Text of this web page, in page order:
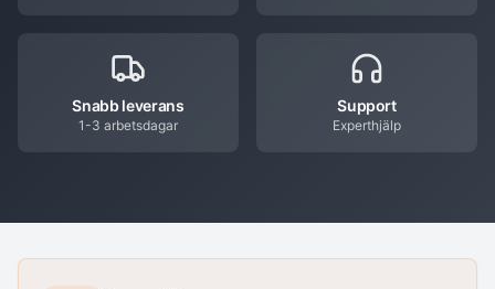
Snabb leverans
1-3 arbetsdagar
Support
Experthjälp